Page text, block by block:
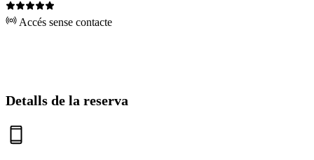
Accés sense contacte
Detalls de la reserva